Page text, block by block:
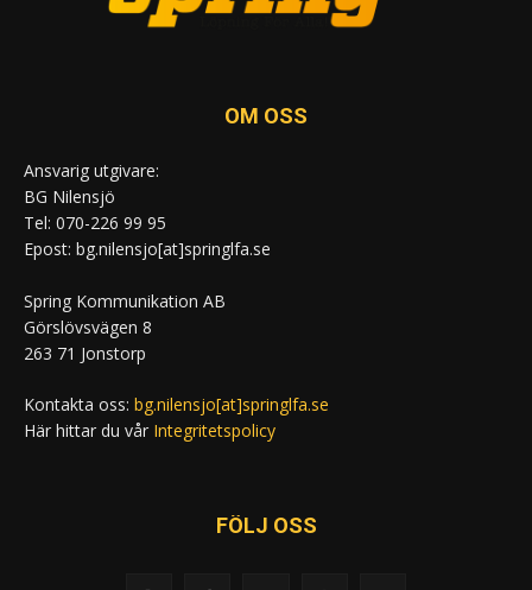
OM OSS
Ansvarig utgivare:
BG Nilensjö
Tel: 070-226 99 95
Epost: bg.nilensjo[at]springlfa.se
Spring Kommunikation AB
Görslövsvägen 8
263 71 Jonstorp
Kontakta oss: bg.nilensjo[at]springlfa.se
Här hittar du vår Integritetspolicy
FÖLJ OSS